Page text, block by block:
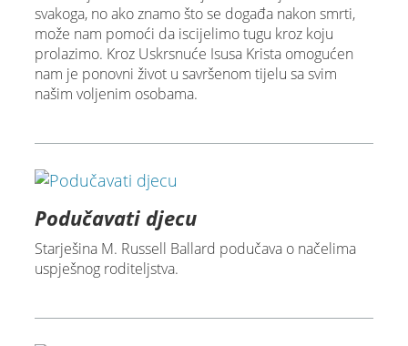
svakoga, no ako znamo što se događa nakon smrti,
može nam pomoći da iscijelimo tugu kroz koju
prolazimo. Kroz Uskrsnuće Isusa Krista omogućen
nam je ponovni život u savršenom tijelu sa svim
našim voljenim osobama.
Podučavati djecu
Starješina M. Russell Ballard podučava o načelima
uspješnog roditeljstva.